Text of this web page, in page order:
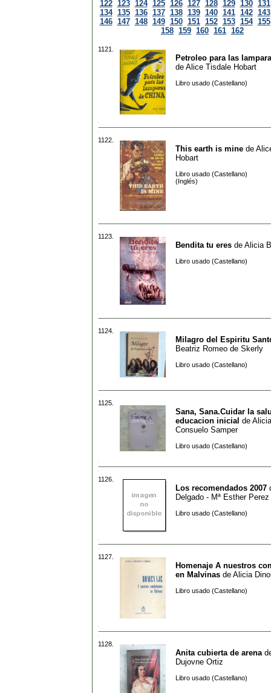
122 123 124 125 126 127 128 129 130 131
134 135 136 137 138 139 140 141 142 143
146 147 148 149 150 151 152 153 154 155
158 159 160 161 162
1121.
Petroleo para las
de Alice Tisdale Hobart
Libro usado (Castellano)
1122.
This earth is mine de
Hobart
Libro usado (Castellano)
(Inglés)
1123.
Bendita tu eres de Alicia
Libro usado (Castellano)
1124.
Milagro del Espiritu
Beatriz Romeo de Skerly
Libro usado (Castellano)
1125.
Sana, Sana.Cuidar la
educacion inicial de
Consuelo Samper
Libro usado (Castellano)
1126.
Los recomendados 2007
Delgado - Mª Esther Perez
Libro usado (Castellano)
1127.
Homenaje A nuestros
en Malvinas de Alicia
Libro usado (Castellano)
1128.
Anita cubierta de arena
Dujovne Ortiz
Libro usado (Castellano)